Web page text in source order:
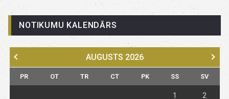
NOTIKUMU KALENDĀRS
AUGUSTS 2026
PR OT TR CT PK SS SV
1 2